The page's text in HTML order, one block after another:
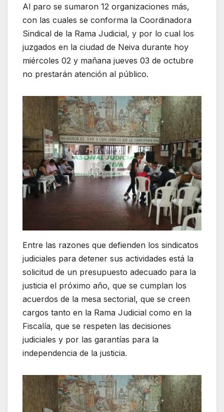
Al paro se sumaron 12 organizaciones más,
con las cuales se conforma la Coordinadora
Sindical de la Rama Judicial, y por lo cual los
juzgados en la ciudad de Neiva durante hoy
miércoles 02 y mañana jueves 03 de octubre
no prestarán atención al público.
Entre las razones que defienden los sindicatos
judiciales para detener sus actividades está la
solicitud de un presupuesto adecuado para la
justicia el próximo año, que se cumplan los
acuerdos de la mesa sectorial, que se creen
cargos tanto en la Rama Judicial como en la
Fiscalía, que se respeten las decisiones
judiciales y por las garantías para la
independencia de la justicia.